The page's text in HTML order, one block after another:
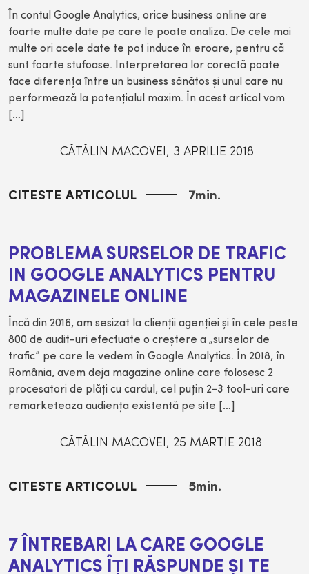
În contul Google Analytics, orice business online are
foarte multe date pe care le poate analiza. De cele mai
multe ori acele date te pot induce în eroare, pentru că
sunt foarte stufoase. Interpretarea lor corectă poate
face diferenţa între un business sănătos şi unul care nu
performează la potenţialul maxim. În acest articol vom
[…]
CĂTĂLIN MACOVEI, 3 APRILIE 2018
CITESTE ARTICOLUL 7min.
PROBLEMA SURSELOR DE TRAFIC
IN GOOGLE ANALYTICS PENTRU
MAGAZINELE ONLINE
Încă din 2016, am sesizat la clienţii agenţiei şi în cele peste
800 de audit-uri efectuate o creştere a „surselor de
trafic” pe care le vedem în Google Analytics. În 2018, în
România, avem deja magazine online care folosesc 2
procesatori de plăţi cu cardul, cel puţin 2-3 tool-uri care
remarketeaza audienţa existentă pe site […]
CĂTĂLIN MACOVEI, 25 MARTIE 2018
CITESTE ARTICOLUL 5min.
7 ÎNTREBARI LA CARE GOOGLE
ANALYTICS ÎȚI RĂSPUNDE ȘI TE